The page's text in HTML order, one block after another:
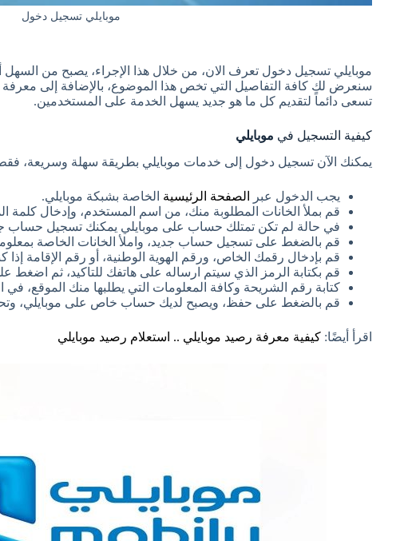
موبايلي تسجيل دخول
موبايلي تسجيل دخول تعرف الان، من خلال هذا الإجراء، يصبح من
سنعرض لك كافة التفاصيل التي تخص هذا الموضوع، بالإضافة إلى
تسعى دائماً لتقديم كل ما هو جديد يسهل الخدمة على المستخدمين.
كيفية التسجيل في موبايلي
يمكنك الآن تسجيل دخول إلى خدمات موبايلي بطريقة سهلة وسريعة، فقط
يجب الدخول عبر الصفحة الرئيسية الخاصة بشبكة موبايلي.
قم بملأ الخانات المطلوبة منك، من اسم المستخدم، وإدخال
في حالة لم تكن تمتلك حساب على موبايلي يمكنك تسجيل حساب
قم بالضغط على تسجيل حساب جديد، واملأ الخانات الخاصة
قم بإدخال رقمك الخاص، ورقم الهوية الوطنية، أو رقم الإقامة إذا
قم بكتابة الرمز الذي سيتم ارساله على هاتفك للتاكيد، ثم اضغط
كتابة رقم الشريحة وكافة المعلومات التي يطلبها منك الموقع، في
قم بالضغط على حفظ، ويصبح لديك حساب خاص على موبايلي،
اقرأ أيضًا: كيفية معرفة رصيد موبايلي .. استعلام رصيد موبايلي